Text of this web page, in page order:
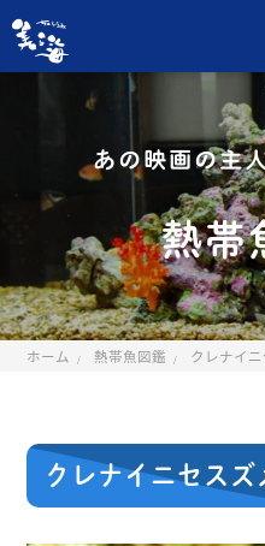
あの映画の主
熱帯
ホーム 熱帯魚図鑑 クレナイ
クレナイニセスズ